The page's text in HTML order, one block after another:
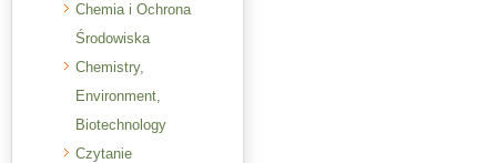
Chemia i Ochrona
Środowiska
Chemistry,
Environment,
Biotechnology
Czytanie